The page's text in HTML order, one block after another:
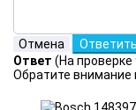
Ответ (На
Обратите внимание